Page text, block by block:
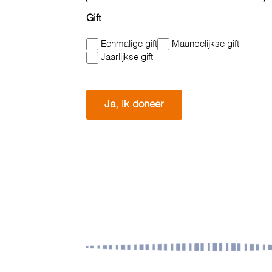
(Vereist)
Gift
Eenmalige gift
Maandelijkse gift
Jaarlijkse gift